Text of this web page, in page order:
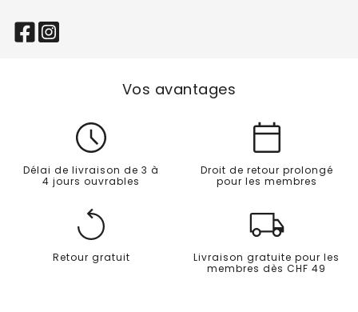
Vos avantages
Délai de livraison de 3 à
4 jours ouvrables
Droit de retour prolongé
pour les membres
Retour gratuit
Livraison gratuite pour les
membres dès CHF 49